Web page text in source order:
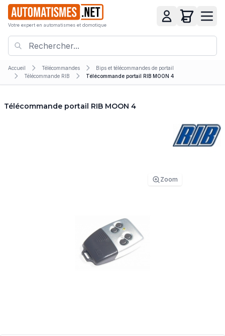
Votre expert en automatismes et domotique
Accueil Télécommandes
Bips et télécommandes de portail
Télécommande RIB
Télécommande portail RIB MOON 4
Télécommande portail RIB MOON 4
Zoom